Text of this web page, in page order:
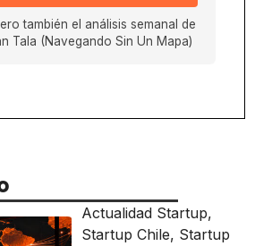
también el análisis semanal de
Tala (Navegando Sin Un Mapa)
Actualidad Startup,
Startup Chile, Startup